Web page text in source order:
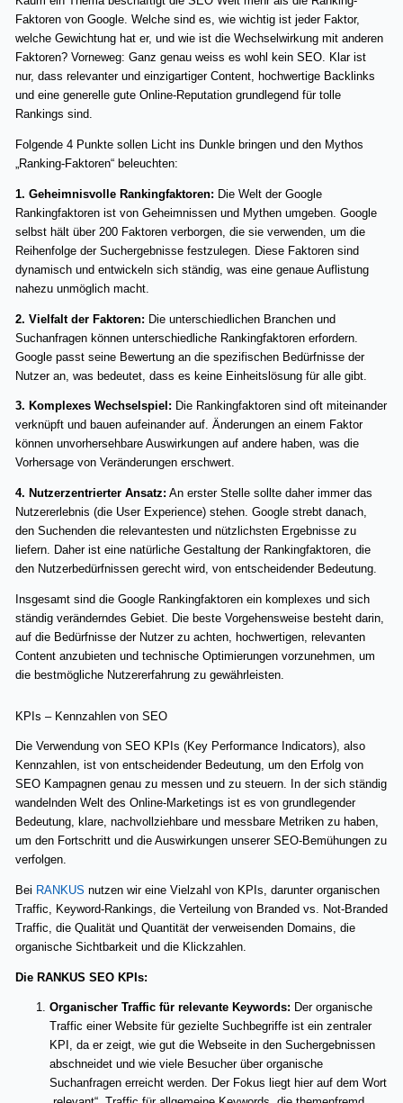
Faktoren von Google. Welche sind es, wie wichtig ist jeder Faktor,
welche Gewichtung hat er, und wie ist die Wechselwirkung mit anderen
Faktoren? Vorneweg: Ganz genau weiss es wohl kein SEO. Klar ist
nur, dass relevanter und einzigartiger Content, hochwertige Backlinks
und eine generelle gute Online-Reputation grundlegend für tolle
Rankings sind.
Folgende 4 Punkte sollen Licht ins Dunkle bringen und den Mythos
„Ranking-Faktoren“ beleuchten:
1. Geheimnisvolle Rankingfaktoren: Die Welt der Google
Rankingfaktoren ist von Geheimnissen und Mythen umgeben. Google
selbst hält über 200 Faktoren verborgen, die sie verwenden, um die
Reihenfolge der Suchergebnisse festzulegen. Diese Faktoren sind
dynamisch und entwickeln sich ständig, was eine genaue Auflistung
nahezu unmöglich macht.
2. Vielfalt der Faktoren: Die unterschiedlichen Branchen und
Suchanfragen können unterschiedliche Rankingfaktoren erfordern.
Google passt seine Bewertung an die spezifischen Bedürfnisse der
Nutzer an, was bedeutet, dass es keine Einheitslösung für alle gibt.
3. Komplexes Wechselspiel: Die Rankingfaktoren sind oft miteinander
verknüpft und bauen aufeinander auf. Änderungen an einem Faktor
können unvorhersehbare Auswirkungen auf andere haben, was die
Vorhersage von Veränderungen erschwert.
4. Nutzerzentrierter Ansatz: An erster Stelle sollte daher immer das
Nutzererlebnis (die User Experience) stehen. Google strebt danach,
den Suchenden die relevantesten und nützlichsten Ergebnisse zu
liefern. Daher ist eine natürliche Gestaltung der Rankingfaktoren, die
den Nutzerbedürfnissen gerecht wird, von entscheidender Bedeutung.
Insgesamt sind die Google Rankingfaktoren ein komplexes und sich
ständig veränderndes Gebiet. Die beste Vorgehensweise besteht darin,
auf die Bedürfnisse der Nutzer zu achten, hochwertigen, relevanten
Content anzubieten und technische Optimierungen vorzunehmen, um
die bestmögliche Nutzererfahrung zu gewährleisten.
KPIs – Kennzahlen von SEO
Die Verwendung von SEO KPIs (Key Performance Indicators), also
Kennzahlen, ist von entscheidender Bedeutung, um den Erfolg von
SEO Kampagnen genau zu messen und zu steuern. In der sich ständig
wandelnden Welt des Online-Marketings ist es von grundlegender
Bedeutung, klare, nachvollziehbare und messbare Metriken zu haben,
um den Fortschritt und die Auswirkungen unserer SEO-Bemühungen zu
verfolgen.
Bei RANKUS nutzen wir eine Vielzahl von KPIs, darunter organischen
Traffic, Keyword-Rankings, die Verteilung von Branded vs. Not-Branded
Traffic, die Qualität und Quantität der verweisenden Domains, die
organische Sichtbarkeit und die Klickzahlen.
Die RANKUS SEO KPIs:
Organischer Traffic für relevante Keywords: Der organische
Traffic einer Website für gezielte Suchbegriffe ist ein zentraler
KPI, da er zeigt, wie gut die Webseite in den Suchergebnissen
abschneidet und wie viele Besucher über organische
Suchanfragen erreicht werden. Der Fokus liegt hier auf dem Wort